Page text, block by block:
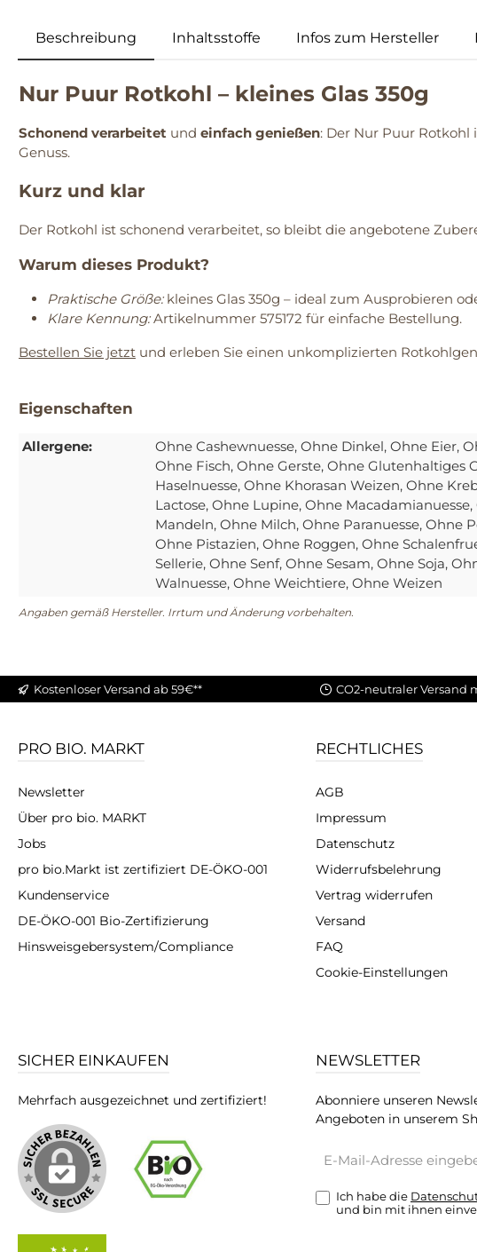
Beschreibung Inhaltsstoffe Infos zum Hersteller
Nur Puur Rotkohl – kleines Glas 350g
Schonend verarbeitet und einfach genießen: Der Nur Puur
Genuss.
Kurz und klar
Der Rotkohl ist schonend verarbeitet, so bleibt die angebotene
Warum dieses Produkt?
Praktische Größe:kleines Glas 350g – ideal zum Ausprobieren
Klare Kennung:Artikelnummer 575172 für einfache Bestellung.
Bestellen Sie jetzt und erleben Sie einen unkomplizierten
Eigenschaften
Allergene: Ohne Cashewnuesse, Ohne Dinkel, Ohne Eier,
Ohne Fisch, Ohne Gerste, Ohne Glutenhaltiges
Haselnuesse, Ohne Khorasan Weizen, Ohne
Lactose, Ohne Lupine, Ohne Macadamianuesse
Mandeln, Ohne Milch, Ohne Paranuesse, Ohne
Ohne Pistazien, Ohne Roggen, Ohne
Sellerie, Ohne Senf, Ohne Sesam, Ohne Soja,
Walnuesse, Ohne Weichtiere, Ohne Weizen
Angaben gemäß Hersteller. Irrtum und Änderung vorbehalten.
Kostenloser Versand ab 59€** CO2-neutraler Versand
PRO BIO. MARKT
Newsletter
Über pro bio. MARKT
Jobs
pro bio.Markt ist zertifiziert DE-ÖKO-001
Kundenservice
DE-ÖKO-001 Bio-Zertifizierung
Hinsweisgebersystem/Compliance
RECHTLICHES
AGB
Impressum
Datenschutz
Widerrufsbelehrung
Vertrag widerrufen
Versand
FAQ
Cookie-Einstellungen
SICHER EINKAUFEN
Mehrfach ausgezeichnet und zertifiziert!
NEWSLETTER
Abonniere unseren
Angeboten in unserem
Mail-
Ich habe die
und bin mit ihnen